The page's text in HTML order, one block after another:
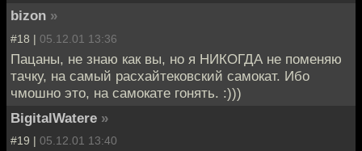
bizon »
#18 | 05.12.01 13:36
Пацаны, не знаю как вы, но я НИКОГДА не поменяю
тачку, на самый расхайтековский самокат. Ибо
чмошно это, на самокате гонять. :)))
BigitalWatere »
#19 | 05.12.01 13:40